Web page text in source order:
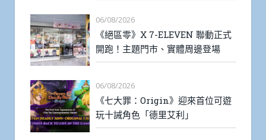
06/08/2026
《絕區零》X 7-ELEVEN 聯動正式
開跑！主題門市、實體周邊登場
06/08/2026
《七大罪：Origin》迎來首位可遊
玩十誡角色「德里艾利」